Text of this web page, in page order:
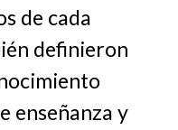
de cada
definieron
enseñanza y